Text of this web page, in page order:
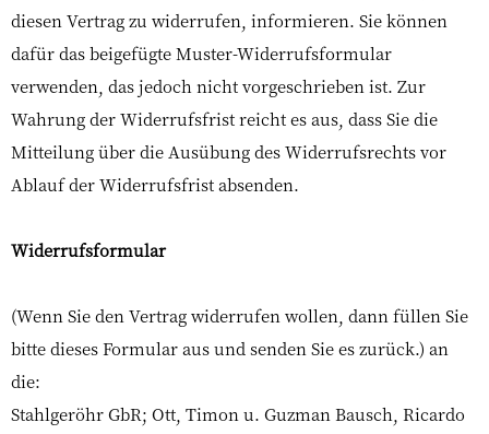
diesen Vertrag zu widerrufen, informieren. Sie können
dafür das beigefügte Muster-Widerrufsformular
verwenden, das jedoch nicht vorgeschrieben ist. Zur
Wahrung der Widerrufsfrist reicht es aus, dass Sie die
Mitteilung über die Ausübung des Widerrufsrechts vor
Ablauf der Widerrufsfrist absenden.
Widerrufsformular
(Wenn Sie den Vertrag widerrufen wollen, dann füllen Sie
bitte dieses Formular aus und senden Sie es zurück.) an
die:
Stahlgeröhr GbR; Ott, Timon u. Guzman Bausch, Ricardo